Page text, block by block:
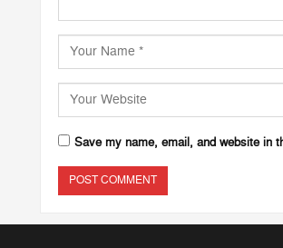
Save my name, email, and website in